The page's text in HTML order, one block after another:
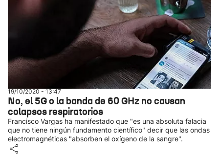
19/10/2020 - 13:47
No, el 5G o la banda de 60 GHz no causan
colapsos respiratorios
Francisco Vargas ha manifestado que "es una absoluta falacia
que no tiene ningún fundamento científico" decir que las ondas
electromagnéticas "absorben el oxígeno de la sangre".